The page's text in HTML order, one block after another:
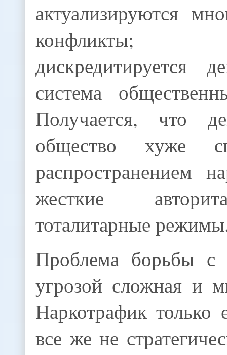
актуализируются
конфликты;
дискредитируется
система
Получается, что
общество хуже
распространением
жесткие
тоталитарные
Проблема борьбы с
угрозой сложная и
Наркотрафик только
все же не